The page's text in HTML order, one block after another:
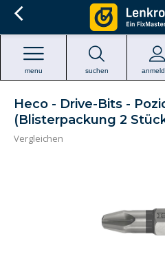
suchen
menu
Heco - Drive-Bits -
(Blisterpackung 2
Vergleichen